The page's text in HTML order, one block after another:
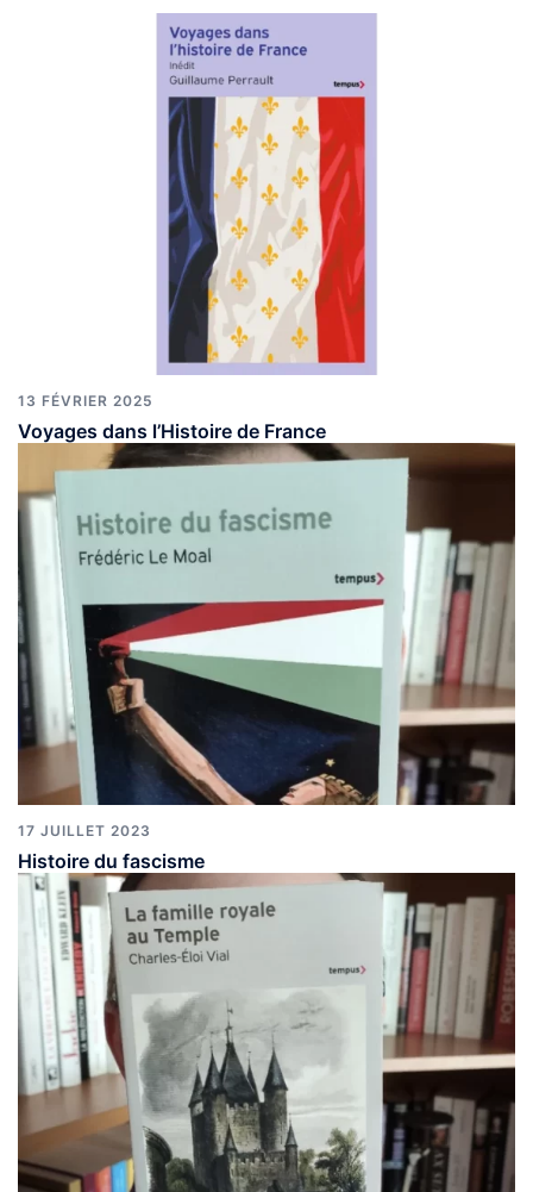
13 FÉVRIER 2025
Voyages dans l’Histoire de France
17 JUILLET 2023
Histoire du fascisme